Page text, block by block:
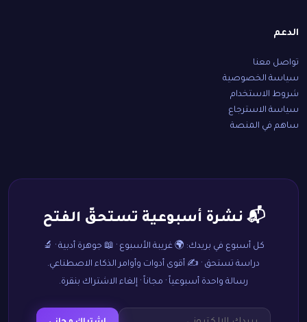
الدعم
تواصل معنا
سياسة الخصوصية
شروط الاستخدام
سياسة الاسترجاع
ساهم في المنصة
📬 نشرة أسبوعية تستحقّ الفتح
كل أسبوع في بريدك: 🌍 غريبة الأسبوع · 📖 جوهرة أدبية · 🔬
دراسة تستحق · ✍️ أقوى أدوات وأوامر الذكاء الاصطناعي.
رسالة واحدة أسبوعياً · مجاناً · إلغاء الاشتراك بنقرة.